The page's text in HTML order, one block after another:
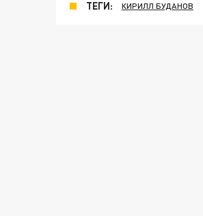
ТЕГИ: КИРИЛЛ БУДАНОВ